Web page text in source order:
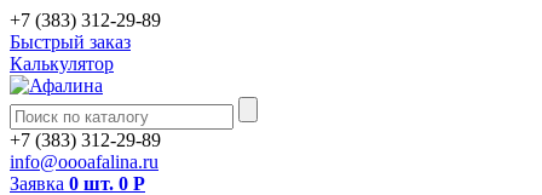
+7 (383) 312-29-89
Быстрый заказ
Калькулятор
+7 (383) 312-29-89
info@oooafalina.ru
Заявка 0 шт. 0 Р